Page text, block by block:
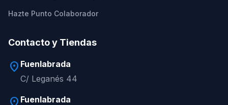
Hazte Punto Colaborador
Contacto y Tiendas
location_on Fuenlabrada
C/ Leganés 44
Fuenlabrada